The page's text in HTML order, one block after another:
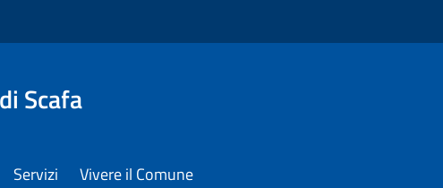
Scafa
Servizi Vivere il Comune